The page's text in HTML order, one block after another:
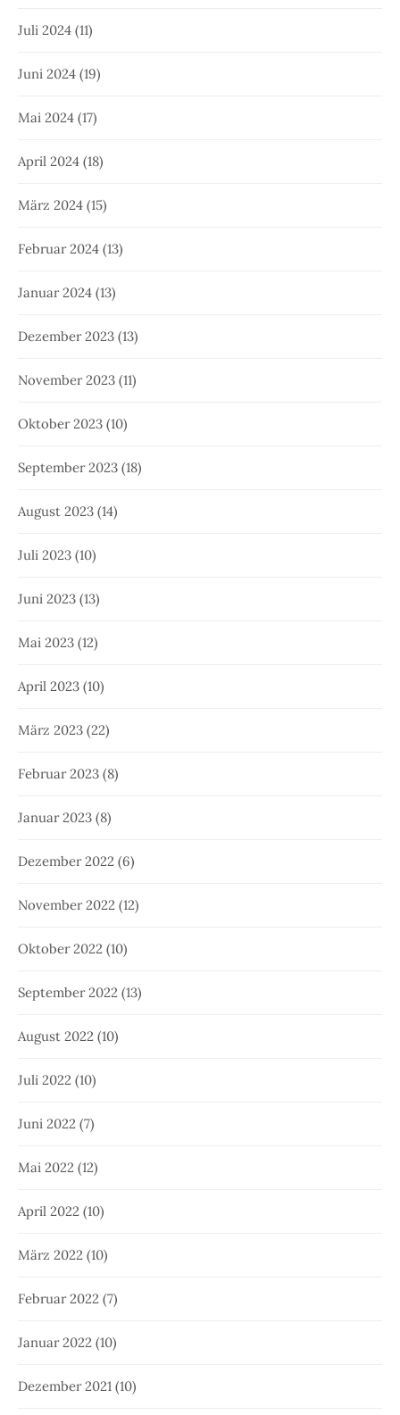
Juli 2024 (11)
Juni 2024 (19)
Mai 2024 (17)
April 2024 (18)
März 2024 (15)
Februar 2024 (13)
Januar 2024 (13)
Dezember 2023 (13)
November 2023 (11)
Oktober 2023 (10)
September 2023 (18)
August 2023 (14)
Juli 2023 (10)
Juni 2023 (13)
Mai 2023 (12)
April 2023 (10)
März 2023 (22)
Februar 2023 (8)
Januar 2023 (8)
Dezember 2022 (6)
November 2022 (12)
Oktober 2022 (10)
September 2022 (13)
August 2022 (10)
Juli 2022 (10)
Juni 2022 (7)
Mai 2022 (12)
April 2022 (10)
März 2022 (10)
Februar 2022 (7)
Januar 2022 (10)
Dezember 2021 (10)